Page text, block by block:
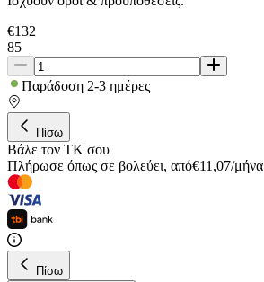
€132
85
Παράδοση 2-3 ημέρες
Πίσω
Βάλε τον ΤΚ σου
Πλήρωσε όπως σε βολεύει, από€11,07/μήνα
Πίσω